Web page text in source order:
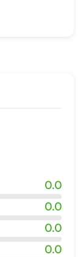
0.0
0.0
0.0
0.0